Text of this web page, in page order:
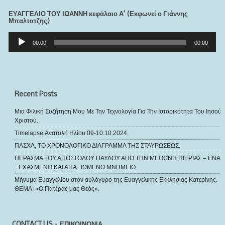
ΕΥΑΓΓΕΛΙΟ ΤΟΥ ΙΩΑΝΝΗ κεφάλαιο Α’ (Εκφωνεί ο Γιάννης
Μπαλτατζής)
Αναπαραγωγής
00:00 00:00
Recent Posts
Μια Φιλική Συζήτηση Μου Με Την Τεχνολογία Για Την Ιστορικότητα Του Ιησού
Χριστού.
Timelapse Ανατολή Ηλίου 09-10.10.2024.
ΠΑΣΧΑ, ΤΟ ΧΡΟΝΟΛΟΓΙΚΟ ΔΙΑΓΡΑΜΜΑ ΤΗΣ ΣΤΑΥΡΩΣΕΩΣ.
ΠΕΡΑΣΜΑ ΤΟΥ ΑΠΟΣΤΟΛΟΥ ΠΑΥΛΟΥ ΑΠΟ ΤΗΝ ΜΕΘΩΝΗ ΠΙΕΡΙΑΣ – ΕΝΑ
ΞΕΧΑΣΜΕΝΟ ΚΑΙ ΑΠΑΞΙΩΜΕΝΟ ΜΝΗΜΕΙΟ.
Μήνυμα Ευαγγελίου στον αυλόγυρο της Ευαγγελικής Εκκλησίας Κατερίνης.
ΘΕΜΑ: «Ο Πατέρας μας Θεός».